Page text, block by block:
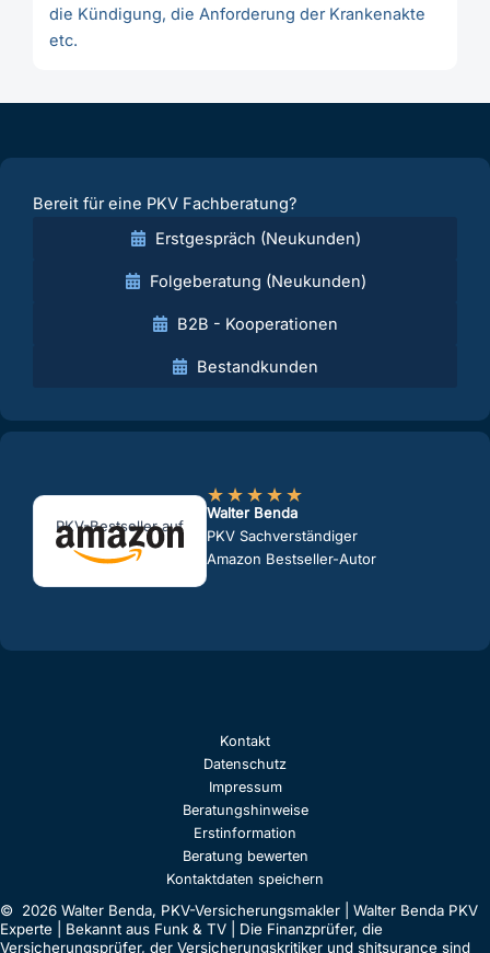
die Kündigung, die Anforderung der Krankenakte
etc.
Bereit für eine PKV Fachberatung?
Erstgespräch (Neukunden)
Folgeberatung (Neukunden)
B2B - Kooperationen
Bestandkunden
PKV-Bestseller auf
★★★★★
Walter Benda
PKV Sachverständiger
Amazon Bestseller-Autor
Kontakt
Datenschutz
Impressum
Beratungshinweise
Erstinformation
Beratung bewerten
Kontaktdaten speichern
© 2026 Walter Benda, PKV-Versicherungsmakler | Walter Benda PKV
Experte | Bekannt aus Funk & TV | Die Finanzprüfer, die
Versicherungsprüfer, der Versicherungskritiker und shitsurance sind